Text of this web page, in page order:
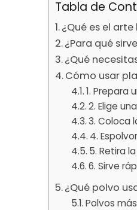
Tabla de
¿Qué es el
¿Para qué
¿Qué
Cómo usar
1. Prepara
2. Elige
3. Coloca
4.
5. Retira
6. Sirve
¿Qué polvo
Polvos